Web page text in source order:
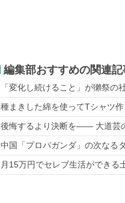
編集部おすすめの関連記
「変化し続けること」が獺祭の
種まきした綿を使ってTシャツ作
後悔するより決断を―― 大道芸
中国「プロパガンダ」の次なる
月15万円でセレブ生活ができる